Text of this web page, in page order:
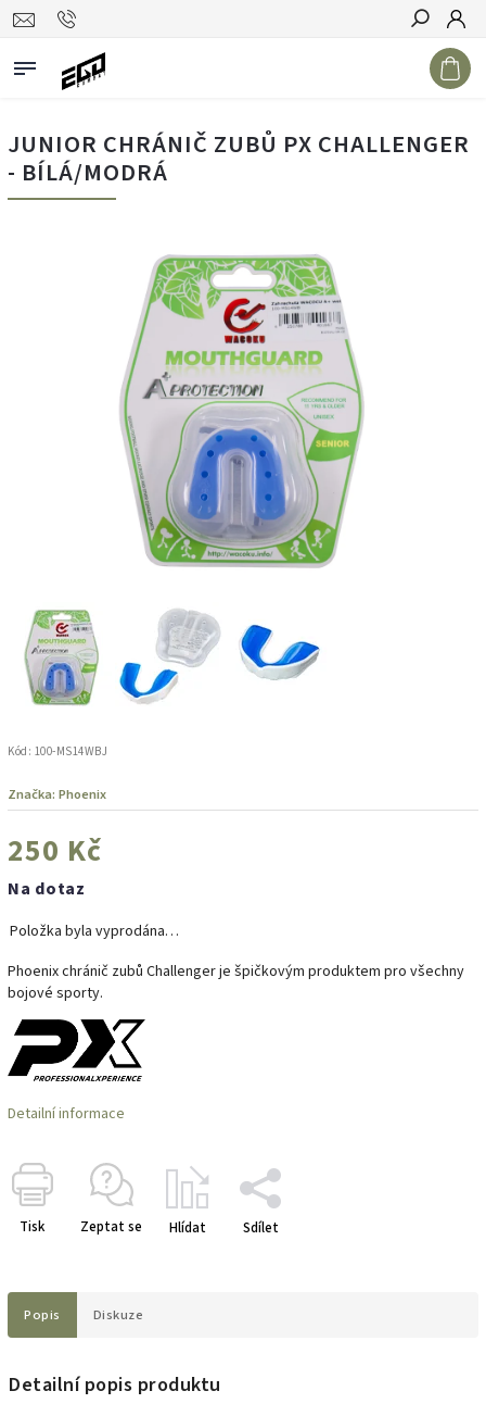
Hledat
JUNIOR CHRÁNIČ ZUBŮ PX CHALLENGER
- BÍLÁ/MODRÁ
Kód: 100-MS14WBJ
Značka: Phoenix
250 Kč
Na dotaz
Položka byla vyprodána…
Phoenix chránič zubů Challenger je špičkovým produktem pro všechny
bojové sporty.
Detailní informace
Tisk Zeptat se Hlídat Sdílet
Popis Diskuze
Detailní popis produktu